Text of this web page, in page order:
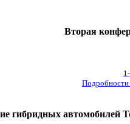
Вторая
гибридных автомобилей